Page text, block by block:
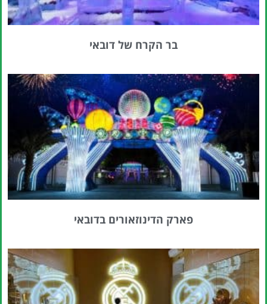
בר הקרח של דובאי
פארק הדינוזאורים בדובאי